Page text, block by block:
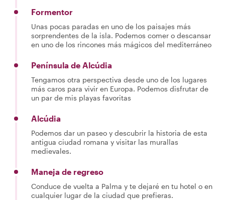
Formentor
Unas pocas paradas en uno de los paisajes más
sorprendentes de la isla. Podemos comer o descansar
en uno de los rincones más mágicos del mediterráneo
Península de Alcúdia
Tengamos otra perspectiva desde uno de los lugares
más caros para vivir en Europa. Podemos disfrutar de
un par de mis playas favoritas
Alcúdia
Podemos dar un paseo y descubrir la historia de esta
antigua ciudad romana y visitar las murallas
medievales.
Maneja de regreso
Conduce de vuelta a Palma y te dejaré en tu hotel o en
cualquier lugar de la ciudad que prefieras.